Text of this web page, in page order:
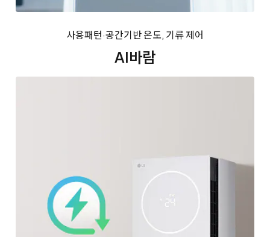
사용패턴·공간기반 온도, 기류 제어
AI바람